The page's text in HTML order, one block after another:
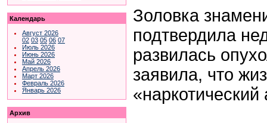
Календарь
Август 2026
02 03 05 06 07
Июль 2026
Июнь 2026
Май 2026
Апрель 2026
Март 2026
Февраль 2026
Январь 2026
Архив
Золовка
подтвердила
развилась
заявила, что
«наркотический